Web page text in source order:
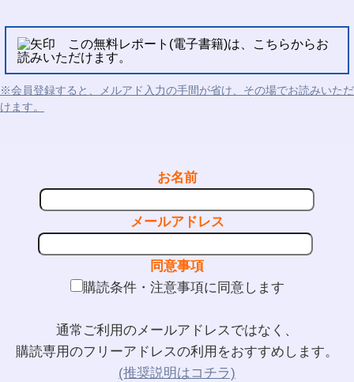
この無料レポート(電子書籍)は、こちらからお
読みいただけます。
※会員登録すると、メルアド入力の手間が省け、その場でお読みいただ
けます。
お名前
メールアドレス
同意事項
購読条件・注意事項に同意します
通常ご利用のメールアドレスではなく、
購読専用のフリーアドレスの利用をおすすめします。
(推奨説明はコチラ)